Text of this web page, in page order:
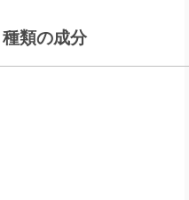
類の成分